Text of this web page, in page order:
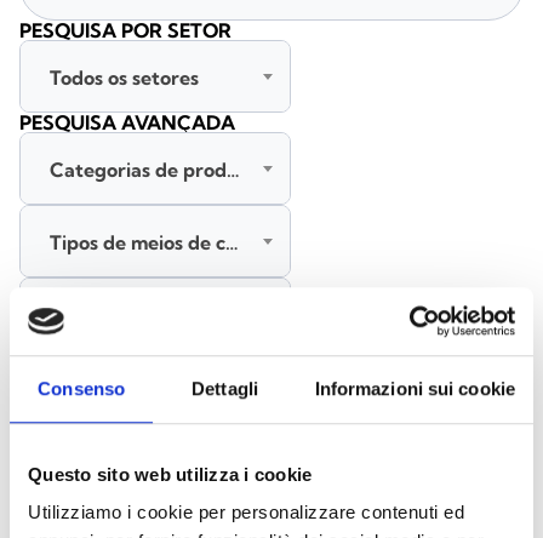
Consenso Dettagli Informazioni sui cookie
Questo sito web utilizza i cookie
Utilizziamo i cookie per personalizzare contenuti ed
Documentos(6992)
Selecionar tudo
PESQUISA POR SETOR
Todos os setores
PESQUISA AVANÇADA
Categorias de produtos
Tipos de meios de comunicação
Todas as línguas
LIMPAR FILTROS